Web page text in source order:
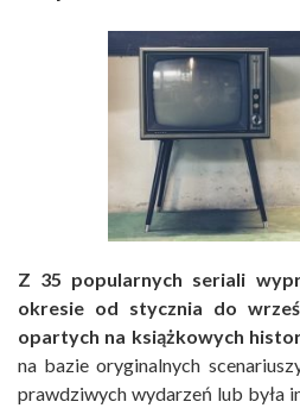
Z 35 popularnych seriali
okresie od stycznia do
opartych na książkowych
na bazie oryginalnych
prawdziwych wydarzeń lub była